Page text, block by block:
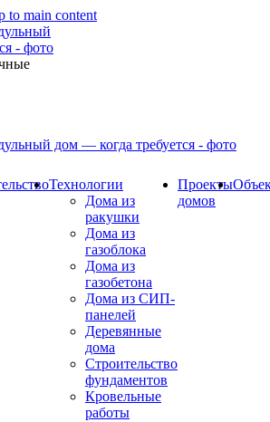
to main content
Технологии
Дома из
ракушки
Дома из
газоблока
Дома из
газобетона
Дома из СИП-
панелей
Деревянные
дома
Строительство
фундаментов
Кровельные
работы
Проекты
домов